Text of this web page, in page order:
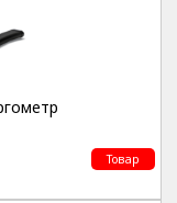
Товар